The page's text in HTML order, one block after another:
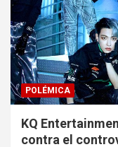
POLÉMICA
KQ
contra el